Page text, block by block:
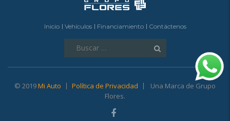
Inicio Vehículos Financiamiento Contáctenos
© 2019Mi Auto Política de Privacidad
Una Marca de Grupo
Flores.